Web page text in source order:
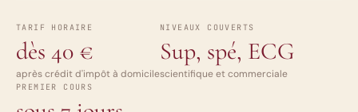
TARIF HORAIRE
dès 40 €
après crédit d'impôt à domicile
NIVEAUX COUVERTS
Sup, spé, ECG
scientifique et commerciale
PREMIER COURS